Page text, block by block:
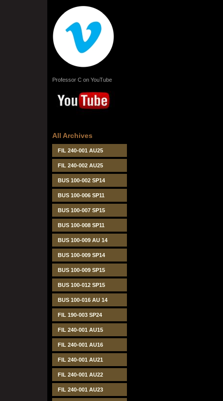
Professor C on YouTube
All Archives
FIL 240-001 AU25
FIL 240-002 AU25
BUS 100-002 SP14
BUS 100-006 SP11
BUS 100-007 SP15
BUS 100-008 SP11
BUS 100-009 AU 14
BUS 100-009 SP14
BUS 100-009 SP15
BUS 100-012 SP15
BUS 100-016 AU 14
FIL 190-003 SP24
FIL 240-001 AU15
FIL 240-001 AU16
FIL 240-001 AU21
FIL 240-001 AU22
FIL 240-001 AU23